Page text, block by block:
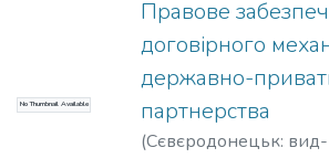
факультативні
договірного механізму
державно-
Обґрунтовуються
договірний механізм
державно-приватного
No Thumbnail Available
Правове
договірного
державно-
партнерства
(Сєвєродонецьк: